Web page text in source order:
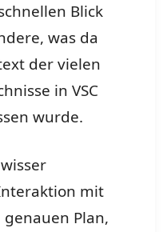
Blick
was da
der vielen
in VSC
wurde.
mit
Plan,